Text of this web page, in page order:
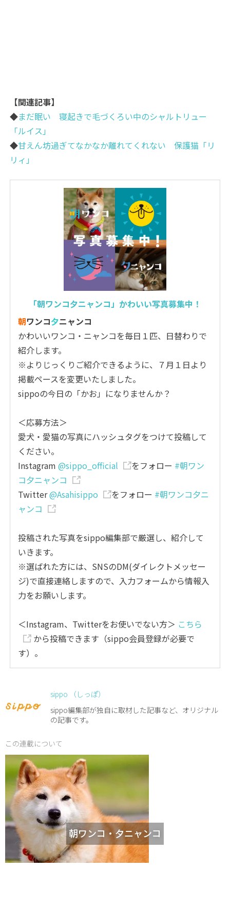
【関連記事】
◆まだ眠い 寝起きで毛づくろい中のシャルトリュー
「ルイス」
◆甘えん坊過ぎてなかなか離れてくれない 保護猫「リ
リィ」
「朝ワンコ夕ニャンコ」かわいい写真募集中！
朝ワンコ夕ニャンコ
かわいいワンコ・ニャンコを毎日１匹、日替わりで
紹介します。
※よりじっくりご紹介できるように、７月１日より
掲載ペースを変更いたしました。
sippoの今日の「かお」になりませんか？
＜応募方法＞
愛犬・愛猫の写真にハッシュタグをつけて投稿して
ください。
Instagram@sippo_official をフォロー #朝ワン
コ夕ニャンコ
Twitter@Asahisippo をフォロー #朝ワンコ夕ニ
ャンコ
投稿された写真をsippo編集部で厳選し、紹介して
いきます。
※選ばれた方には、SNSのDM(ダイレクトメッセー
ジ)で直接連絡しますので、入力フォームから情報入
力をお願いします。
＜Instagram、Twitterをお使いでない方＞ こちら
から投稿できます（sippo会員登録が必要で
す）。
sippo （しっぽ）
sippo編集部が独自に取材した記事など、オリジナル
の記事です。
この連載について
朝ワンコ・夕ニャンコ